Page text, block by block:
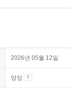
2026년 05월 12일
양장